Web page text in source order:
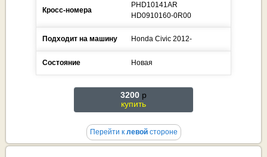
Кросс-номера
PHD10141AR
HD0910160-0R00
Подходит на машину Honda Civic 2012-
Состояние Новая
3200 p
купить
Перейти к левойстороне